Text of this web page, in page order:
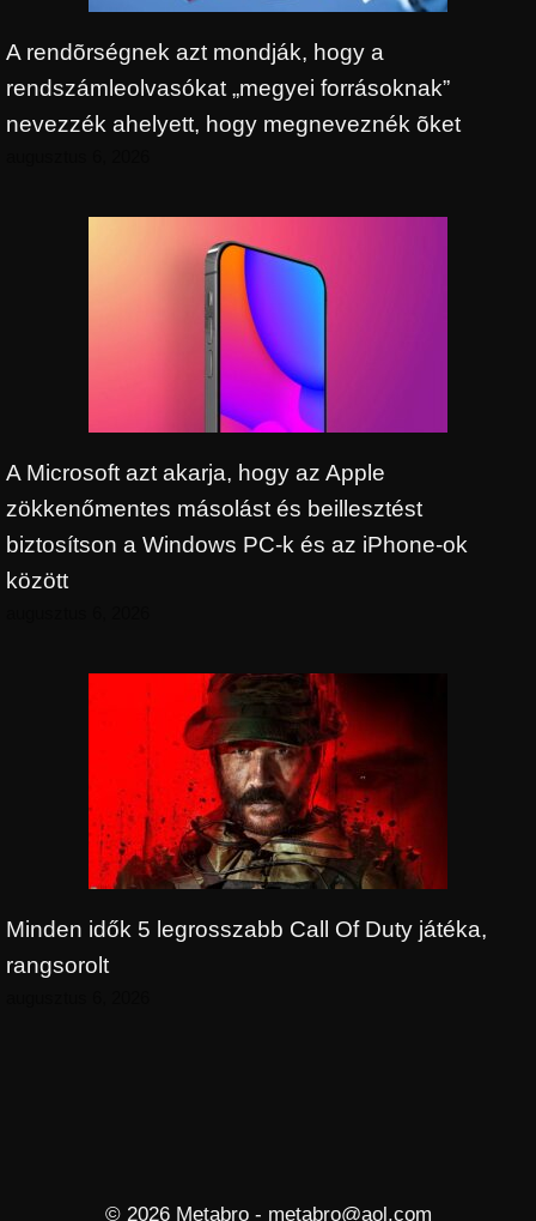
A rendõrségnek azt mondják, hogy a
rendszámleolvasókat „megyei forrásoknak”
nevezzék ahelyett, hogy megneveznék õket
A Microsoft azt akarja, hogy az Apple
zökkenőmentes másolást és beillesztést
biztosítson a Windows PC-k és az iPhone-ok
között
Minden idők 5 legrosszabb Call Of Duty játéka,
rangsorolt
© 2026 Metabro - metabro@aol.com